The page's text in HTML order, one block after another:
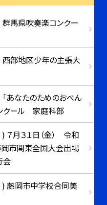
馬県吹奏楽コンクー
部地区少年の主張大
あなたのためのおべん
ンクール 家庭科部
７月３１日（金） 令和
岡市関東全国大会出場
会
藤岡市中学校合同美